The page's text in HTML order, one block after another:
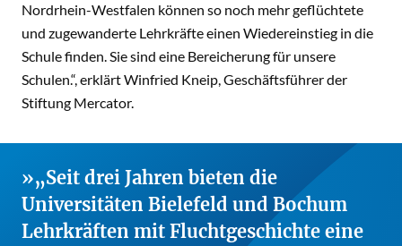
Nordrhein-Westfalen können so noch mehr geflüchtete
und zugewanderte Lehrkräfte einen Wiedereinstieg in die
Schule finden. Sie sind eine Bereicherung für unsere
Schulen.“, erklärt Winfried Kneip, Geschäftsführer der
Stiftung Mercator.
„Seit drei Jahren bieten die
Universitäten Bielefeld und Bochum
Lehrkräften mit Fluchtgeschichte eine